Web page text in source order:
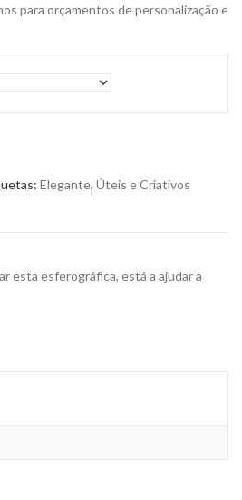
para orçamentos de personalização e
Elegante, Úteis e Criativos
esta esferográfica, está a ajudar a